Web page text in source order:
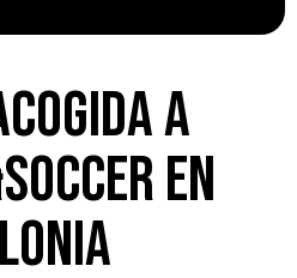
a
en